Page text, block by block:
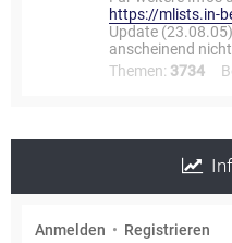
https://mlists.in-
Update
anscheinend
Themen: 3734
Anmelden • Registrieren